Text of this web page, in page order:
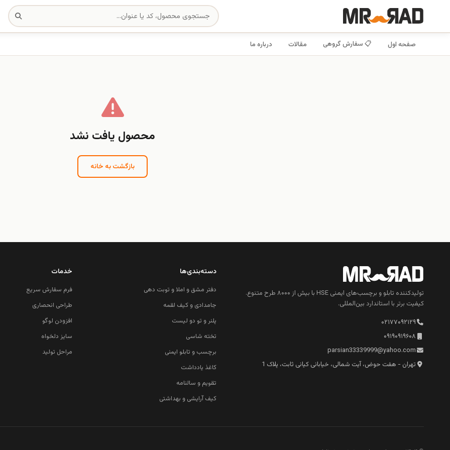
صفحه اول 📋 سفارش گروهی مقالات درباره ما
محصول یافت نشد
بازگشت به خانه
تولیدکننده تابلو و برچسب‌های ایمنی HSE با بیش از ۸۰۰۰ طرح متنوع.
کیفیت برتر با استاندارد بین‌المللی.
۰۲۱۷۷۰۹۲۱۲۹
۰۹۱۹۰۹۱۹۶۰۸
parsian33339999@yahoo.com
تهران - هفت حوض، آیت شمالی، خیابانی کیانی ثابت، پلاک 1
دسته‌بندی‌ها
دفتر مشق و املا و توبت دهی
جامدادی و کیف لقمه
پلنر و تو دو لیست
تخته شاسی
برچسب و تابلو ایمنی
کاغذ یادداشت
تقویم و سالنامه
کیف آرایشی و بهداشتی
خدمات
فرم سفارش سریع
طراحی انحصاری
افزودن لوگو
سایز دلخواه
مراحل تولید